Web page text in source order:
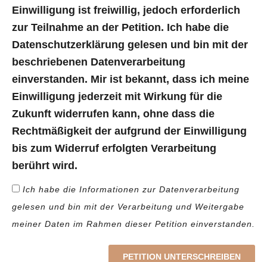
Einwilligung ist freiwillig, jedoch erforderlich
zur Teilnahme an der Petition. Ich habe die
Datenschutzerklärung gelesen und bin mit der
beschriebenen Datenverarbeitung
einverstanden. Mir ist bekannt, dass ich meine
Einwilligung jederzeit mit Wirkung für die
Zukunft widerrufen kann, ohne dass die
Rechtmäßigkeit der aufgrund der Einwilligung
bis zum Widerruf erfolgten Verarbeitung
berührt wird.
Ich habe die Informationen zur Datenverarbeitung
gelesen und bin mit der Verarbeitung und Weitergabe
meiner Daten im Rahmen dieser Petition einverstanden.
PETITION UNTERSCHREIBEN